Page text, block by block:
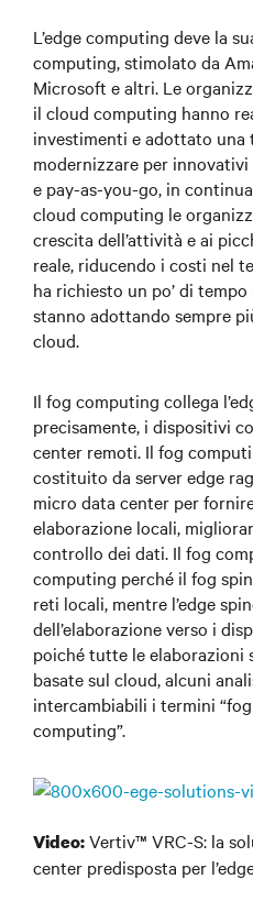
L’edge computing deve la
computing, stimolato da
Microsoft e altri. Le
il cloud computing hanno
investimenti e adottato una
modernizzare per
e pay-as-you-go, in
cloud computing le
crescita dell’attività e ai
reale, riducendo i costi nel
ha richiesto un po’ di
stanno adottando sempre
cloud.
Il fog computing collega
precisamente, i dispositivi
center remoti. Il fog
costituito da server edge
micro data center per
elaborazione locali,
controllo dei dati. Il fog
computing perché il fog
reti locali, mentre l’edge
dell’elaborazione verso i
poiché tutte le elaborazioni
basate sul cloud, alcuni
intercambiabili i termini
computing”.
Video:Vertiv™ VRC-S: la
center predisposta per